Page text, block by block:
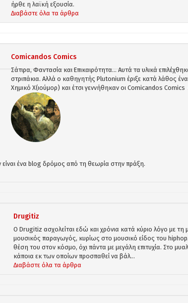
ήρθε η λαϊκή εξουσία.
Διαβάστε όλα τα άρθρα
Comicandos Comics
Σάτιρα, Φαντασία και Επικαιρότητα... Αυτά τα υλικά
στριπάκια. Αλλά ο καθηγητής Plutonium έριξε κατά λάθος
Χημικό Χ(ιούμορ) και έτσι γεννήθηκαν οι Comicandos Comics
είναι ένα blog δρόμος από τη θεωρία στην πράξη.
Drugitiz
O Drugitiz ασχολείται εδώ και χρόνια κατά κύριο λόγο με τη
μουσικός παραγωγός, κυρίως στο μουσικό είδος του
θέση του στον κόσμο, όχι πάντα με μεγάλη επιτυχία. Στο
κάποια εκ των οποίων προσπαθεί να βάλ...
Διαβάστε όλα τα άρθρα